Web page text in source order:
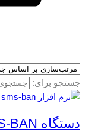
جستجو برای:
دستگاه SMS-BAN